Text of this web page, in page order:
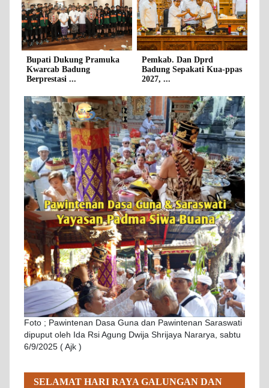
Bupati Dukung Pramuka
Kwarcab Badung
Berprestasi ...
Pemkab. Dan Dprd
Badung Sepakati Kua-ppas
2027, ...
Foto ; Pawintenan Dasa Guna dan Pawintenan Saraswati
dipuput oleh Ida Rsi Agung Dwija Shrijaya Nararya, sabtu
6/9/2025 ( Ajk )
SELAMAT HARI RAYA GALUNGAN DAN